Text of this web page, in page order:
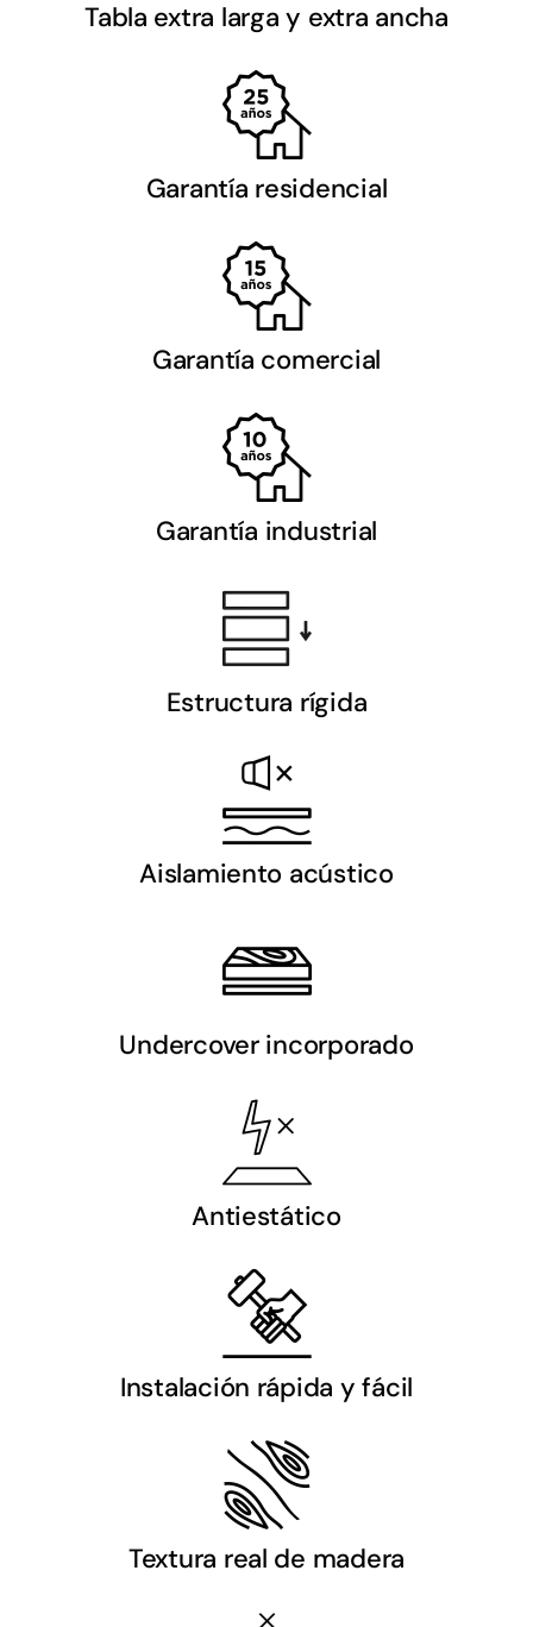
Tabla extra larga y extra ancha
Garantía residencial
Garantía comercial
Garantía industrial
Estructura rígida
Aislamiento acústico
Undercover incorporado
Antiestático
Instalación rápida y fácil
Textura real de madera